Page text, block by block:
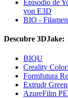
Episodio de
von E3D
BIO -
Descubre 3DJake:
BIQU
Creality
Formfutura
Extrudr
AzureFilm